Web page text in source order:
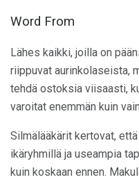
Word From
Lähes kaikki, joilla on
riippuvat aurinkolaseista,
tehdä ostoksia viisaasti,
varoitat enemmän kuin
Silmälääkärit kertovat,
ikäryhmillä ja useampia
kuin koskaan ennen.